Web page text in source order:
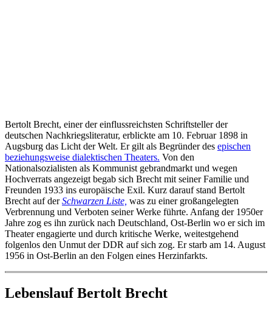
Bertolt Brecht, einer der einflussreichsten Schriftsteller der
deutschen Nachkriegsliteratur, erblickte am 10. Februar 1898 in
Augsburg das Licht der Welt. Er gilt als Begründer des epischen
beziehungsweise dialektischen Theaters. Von den
Nationalsozialisten als Kommunist gebrandmarkt und wegen
Hochverrats angezeigt begab sich Brecht mit seiner Familie und
Freunden 1933 ins europäische Exil. Kurz darauf stand Bertolt
Brecht auf derSchwarzen Liste, was zu einer großangelegten
Verbrennung und Verboten seiner Werke führte. Anfang der 1950er
Jahre zog es ihn zurück nach Deutschland, Ost-Berlin wo er sich im
Theater engagierte und durch kritische Werke, weitestgehend
folgenlos den Unmut der DDR auf sich zog. Er starb am 14. August
1956 in Ost-Berlin an den Folgen eines Herzinfarkts.
Lebenslauf Bertolt Brecht